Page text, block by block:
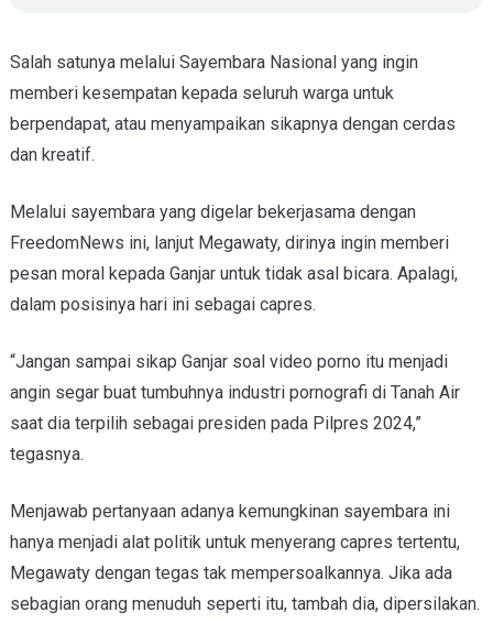
Salah satunya melalui Sayembara Nasional yang ingin
memberi kesempatan kepada seluruh warga untuk
berpendapat, atau menyampaikan sikapnya dengan cerdas
dan kreatif.
Melalui sayembara yang digelar bekerjasama dengan
FreedomNews ini, lanjut Megawaty, dirinya ingin memberi
pesan moral kepada Ganjar untuk tidak asal bicara. Apalagi,
dalam posisinya hari ini sebagai capres.
“Jangan sampai sikap Ganjar soal video porno itu menjadi
angin segar buat tumbuhnya industri pornografi di Tanah Air
saat dia terpilih sebagai presiden pada Pilpres 2024,”
tegasnya.
Menjawab pertanyaan adanya kemungkinan sayembara ini
hanya menjadi alat politik untuk menyerang capres tertentu,
Megawaty dengan tegas tak mempersoalkannya. Jika ada
sebagian orang menuduh seperti itu, tambah dia, dipersilakan.